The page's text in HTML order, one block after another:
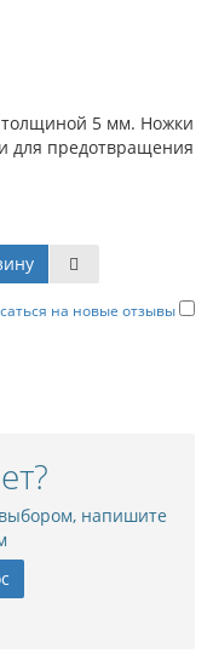
толщиной 5 мм. Ножки
для предотвращения
на новые отзывы
напишите